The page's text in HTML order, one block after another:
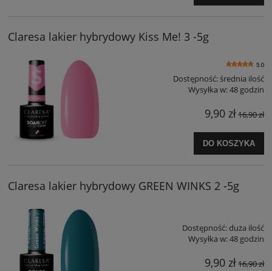
Claresa lakier hybrydowy Kiss Me! 3 -5g
5.0
Dostępność:średnia ilość
Wysyłka w:48 godzin
9,90 zł16,90 zł
DO KOSZYKA
Claresa lakier hybrydowy GREEN WINKS 2 -5g
Dostępność:duża ilość
Wysyłka w:48 godzin
9,90 zł16,90 zł